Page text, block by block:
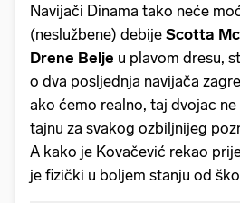
Navijači Dinama tako neće
(neslužbene) debije Scotta
Drene Belje u plavom dresu,
o dva posljednja navijača
ako ćemo realno, taj dvojac
tajnu za svakog ozbiljnijeg
A kako je Kovačević rekao
je fizički u boljem stanju od